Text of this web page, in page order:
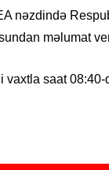
nəzdində
məlumat
vaxtla saat